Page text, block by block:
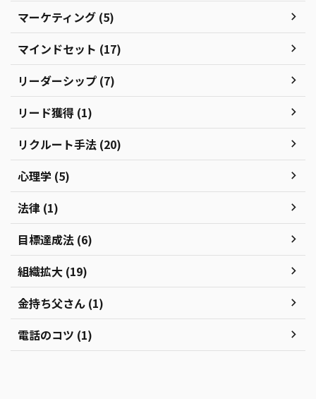
マーケティング (5)
マインドセット (17)
リーダーシップ (7)
リード獲得 (1)
リクルート手法 (20)
心理学 (5)
法律 (1)
目標達成法 (6)
組織拡大 (19)
金持ち父さん (1)
電話のコツ (1)